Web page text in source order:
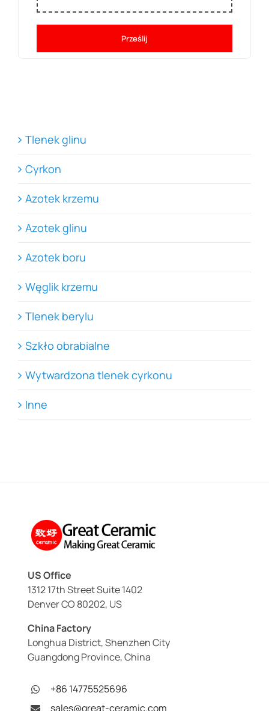
Prześlij
Tlenek glinu
Cyrkon
Azotek krzemu
Azotek glinu
Azotek boru
Węglik krzemu
Tlenek berylu
Szkło obrabialne
Wytwardzona tlenek cyrkonu
Inne
US Office
1312 17th Street Suite 1402
Denver CO 80202, US
China Factory
Longhua District, Shenzhen City
Guangdong Province, China
+86 14775525696
sales@great-ceramic.com